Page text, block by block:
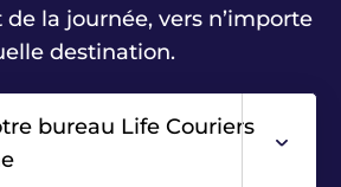
la journée, vers n’importe
destination.
bureau Life Couriers